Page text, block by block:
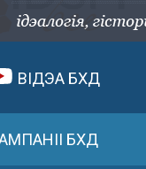
ВІДЭА БХД
БХД